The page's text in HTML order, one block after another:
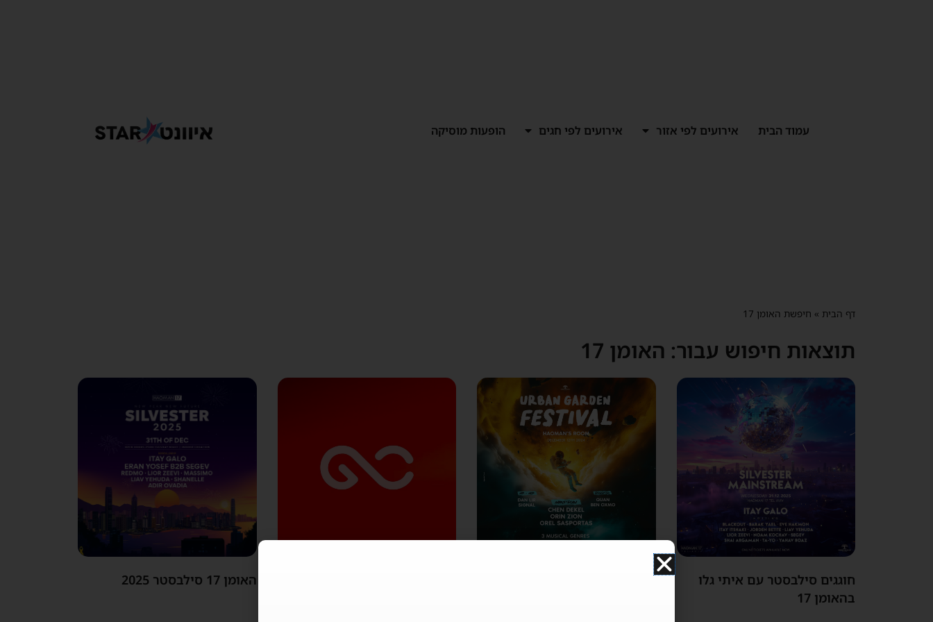
עמוד הבית אירועים לפי אזור אירועים לפי חגים הופעות מוסיקה
דף הבית » חיפשת האומן 17
תוצאות חיפוש עבור: האומן 17
חוגגים סילבסטר עם איתי גלו
בהאומן 17
האומן 17 סילבסטר 2025
עמודעמוד עמוד